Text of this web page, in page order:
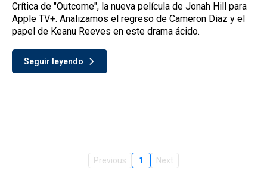
Crítica de "Outcome", la nueva película de Jonah Hill para
Apple TV+. Analizamos el regreso de Cameron Diaz y el
papel de Keanu Reeves en este drama ácido.
Seguir leyendo
Previous 1 Next